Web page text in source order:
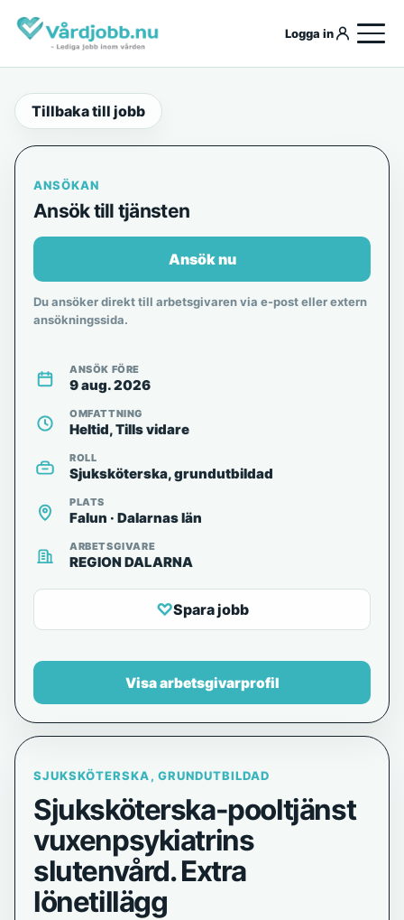
Logga in
Tillbaka till jobb
SJUKSKÖTERSKA, GRUNDUTBILDAD
Sjuksköterska-pooltjänst
vuxenpsykiatrins
slutenvård. Extra
lönetillägg
ANSÖKAN
Ansök till tjänsten
Ansök nu
Du ansöker direkt till arbetsgivaren via e-post eller extern
ansökningssida.
ANSÖK FÖRE
9 aug. 2026
OMFATTNING
Heltid, Tills vidare
ROLL
Sjuksköterska, grundutbildad
PLATS
Falun · Dalarnas län
ARBETSGIVARE
REGION DALARNA
♡Spara jobb
Visa arbetsgivarprofil